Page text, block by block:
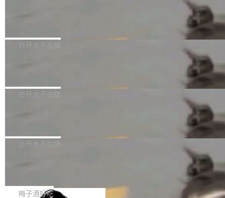
不得生成涉及安全性的关键变更，除非作者本身
36个月。 公告显示，本次宇树科技战略配售对
员工参与设立的专项资产管理计划。其中，Dee
获配9...
Bug fixes and enhancements 修复多次传递同
一个回归问题，该问题导致拉取镜像时会拒绝包
题，该问题可能导致在旧版 Linux 内核...
白开水不加糖
e 孵化器项目管理委员会（IPMC）投票中获得
P）！这一里程碑不仅标志着 Fluss 迈入新的发
白开水不加糖
长期停止内容更新，未能实现其作为“AI版维基百
提交的编辑请求也长期处于待处理状态。 Groki
白开水不加糖
是这样的：配 MessageSource 的 Bean、写 R
梅子酒好吃